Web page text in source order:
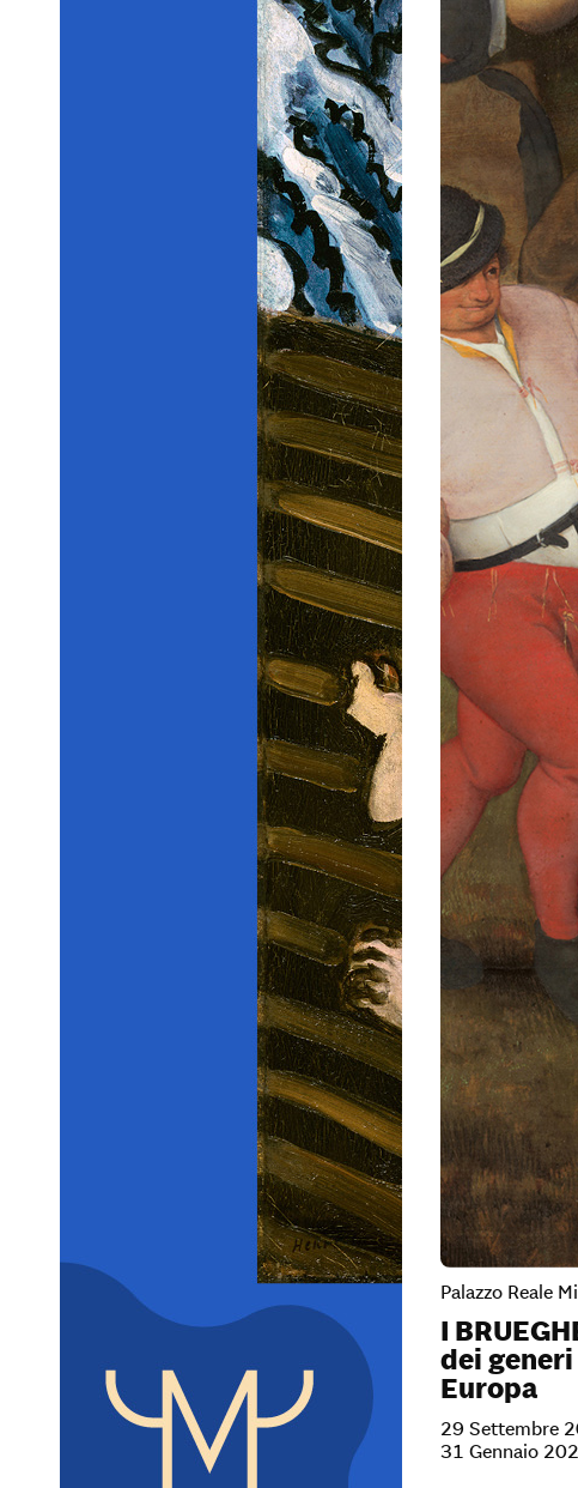
Palazzo Reale
I
dei
Europa
29 Settembre
31 Gennaio